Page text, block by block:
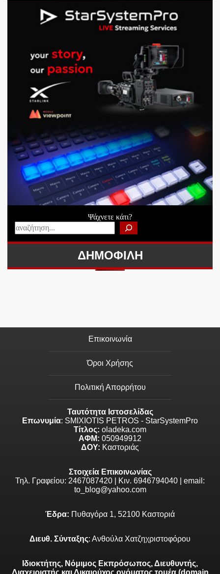
Ψάχνετε κάτι?
ΔΗΜΟΦΙΛΗ
Επικοινωνία
Όροι Χρήσης
Πολιτική Απορρήτου
Ταυτότητα Ιστοσελίδας
Επωνυμία: SMIXIOTIS PETROS - StarSystemPro
Τίτλος: oladeka.com
ΑΦΜ: 050949912
ΔΟΥ: Καστοριάς
Στοιχεία Επικοινωνίας
Τηλ. Γραφείου: 2467087420 | Κιν. 6946794040 | email:
to_blog@yahoo.com
Έδρα: Πυθαγόρα 1, 52100 Καστοριά
Διευθ. Σύνταξης: Ανθούλα Χατζηχριστοφόρου
Ιδιοκτήτης, Νόμιμος Εκπρόσωπος, Διευθυντής,
Διαχειριστής και Δικαιούχος ονόματος τομέα (domain